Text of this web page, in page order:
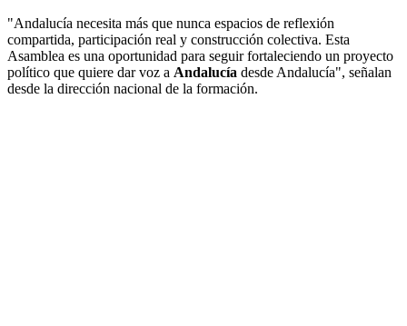
"Andalucía necesita más que nunca espacios de reflexión
compartida, participación real y construcción colectiva. Esta
Asamblea es una oportunidad para seguir fortaleciendo un proyecto
político que quiere dar voz a Andalucía desde Andalucía", señalan
desde la dirección nacional de la formación.